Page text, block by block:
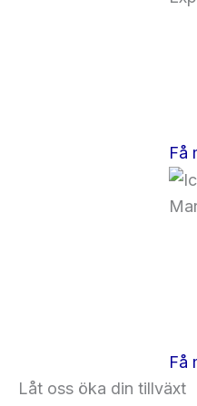
Få
Få
Låt oss öka din tillväxt